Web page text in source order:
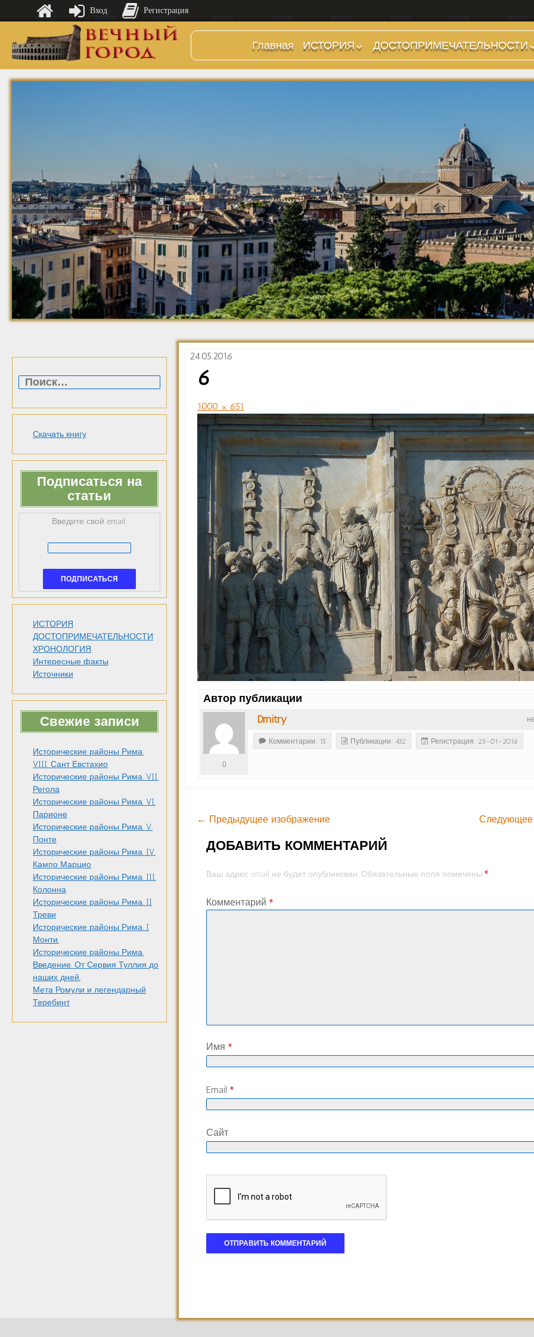
Главная
ИСТОРИЯ
Предыстория
Царский период
Империя. Принципат
(27 г до н.э. — 284 г
н.э.)
Империя. Доминат
(284-476 гг)
Темные Века. Готы
Темные Века.
Экзархат
Средневековье
Возрождение и
Барокко
ДОСТОПРИМЕЧАТЕЛЬНОСТИ
Холмы и остров.
Районы
Стадионы, Термы
Дохристианские
храмы
Христианские храмы,
базилики etc.
Дворцы
Арки, колонны и
обелиски
Фонтаны
Скачать книгу
Подписаться на
статьи
Введите свой email:
ИСТОРИЯ
ДОСТОПРИМЕЧАТЕЛЬНОСТИ
ХРОНОЛОГИЯ
Интересные факты
Источники
Свежие записи
Исторические районы Рима.
VIII. Сант Евстахио
Исторические районы Рима. VII.
Регола
Исторические районы Рима. VI.
Парионе
Исторические районы Рима. V.
Понте
Исторические районы Рима. IV.
Кампо Марцио
Исторические районы Рима. III.
Колонна
Исторические районы Рима. II
Треви
Исторические районы Рима. I
Монти.
Исторические районы Рима.
Введение. От Сервия Туллия до
наших дней.
Мета Ромули и легендарный
Теребинт
24.05.2016
6
1000 × 651
Автор публикации
Dmitry
0
Комментарии: 15 Публикации: 432 Регистрация: 23-01-2016
← Предыдущее изображение Следующее
ДОБАВИТЬ КОММЕНТАРИЙ
Ваш адрес email не будет опубликован. Обязательные поля помечены*
Комментарий*
Имя*
Email*
Сайт
Вход Регистрация